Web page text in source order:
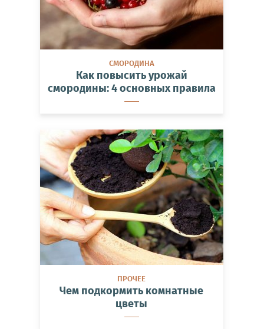
СМОРОДИНА
Как повысить урожай
смородины: 4 основных правила
ПРОЧЕЕ
Чем подкормить комнатные
цветы